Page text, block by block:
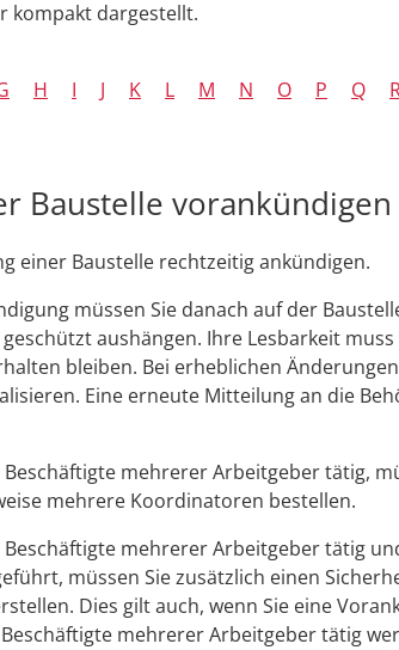
kompakt dargestellt.
H I J K L M N O P Q
Baustelle vorankündigen
einer Baustelle rechtzeitig ankündigen.
müssen Sie danach auf der
aushängen. Ihre Lesbarkeit
bleiben. Bei erheblichen
Eine erneute Mitteilung an die
mehrerer Arbeitgeber tätig,
mehrere Koordinatoren bestellen.
mehrerer Arbeitgeber tätig
müssen Sie zusätzlich einen
Dies gilt auch, wenn Sie eine
mehrerer Arbeitgeber tätig